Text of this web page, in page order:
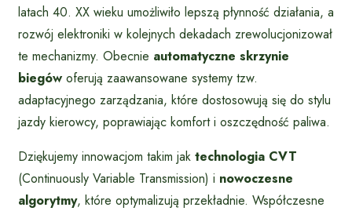
latach 40. XX wieku umożliwiło lepszą płynność działania, a
rozwój elektroniki w kolejnych dekadach zrewolucjonizował
te mechanizmy. Obecnie automatyczne skrzynie
biegów oferują zaawansowane systemy tzw.
adaptacyjnego zarządzania, które dostosowują się do stylu
jazdy kierowcy, poprawiając komfort i oszczędność paliwa.
Dziękujemy innowacjom takim jak technologia CVT
(Continuously Variable Transmission) i nowoczesne
algorytmy, które optymalizują przekładnie. Współczesne